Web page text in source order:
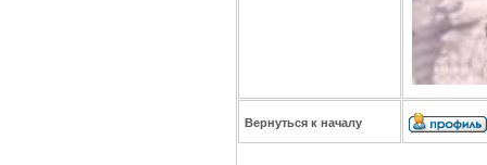
Вернуться к началу